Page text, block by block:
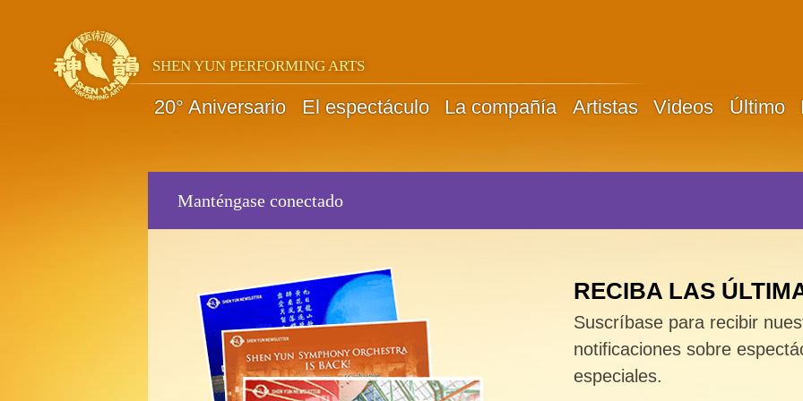
SHEN YUN PERFORMING ARTS
20° Aniversario El espectáculo La compañía Artistas Videos Último
Manténgase conectado
RECIBA LAS
Suscríbase para recibir
notificaciones sobre
especiales.